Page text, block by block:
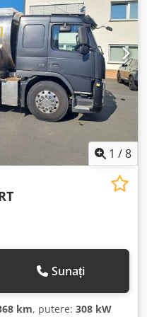
- Kilometraj:
de emisii: Euro6 -
pneumatică cu axă de
- Frâne: pe disc
mm - Lățime: 2500 mm -
12.305 kg -
Material rezervor: oțel
L - Compartimente
Schwarte V 2000 -
- Sondor probe -
1 /8
Sunați
km, putere: 308 kW